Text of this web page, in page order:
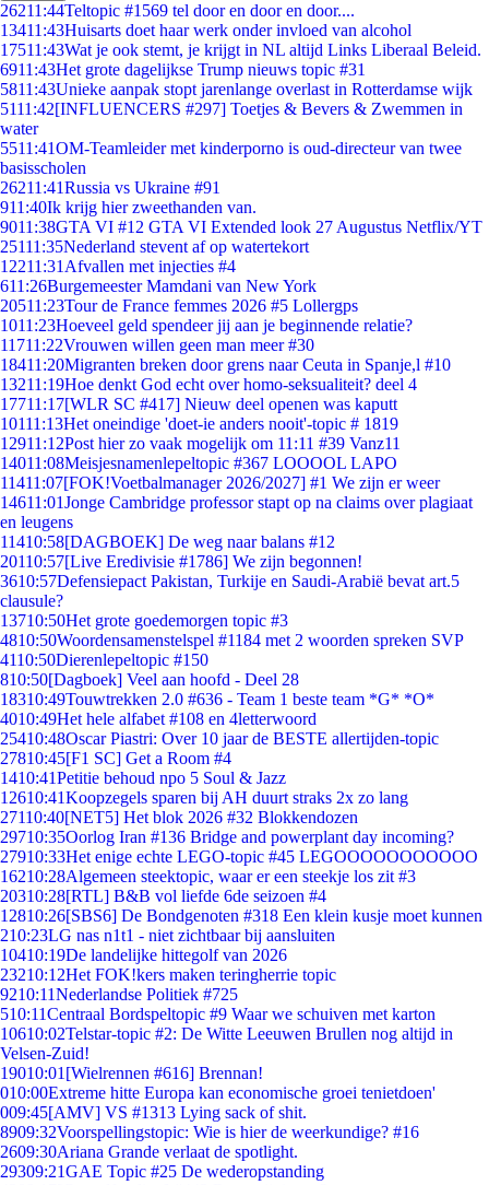
26211:44Teltopic #1569 tel door en door en door....
13411:43Huisarts doet haar werk onder invloed van alcohol
17511:43Wat je ook stemt, je krijgt in NL altijd Links Liberaal Beleid.
6911:43Het grote dagelijkse Trump nieuws topic #31
5811:43Unieke aanpak stopt jarenlange overlast in Rotterdamse wijk
5111:42[INFLUENCERS #297] Toetjes & Bevers & Zwemmen in
water
5511:41OM-Teamleider met kinderporno is oud-directeur van twee
basisscholen
26211:41Russia vs Ukraine #91
911:40Ik krijg hier zweethanden van.
9011:38GTA VI #12 GTA VI Extended look 27 Augustus Netflix/YT
25111:35Nederland stevent af op watertekort
12211:31 Afvallen met injecties #4
611:26Burgemeester Mamdani van New York
20511:23Tour de France femmes 2026 #5 Lollergps
1011:23Hoeveel geld spendeer jij aan je beginnende relatie?
11711:22Vrouwen willen geen man meer #30
18411:20Migranten breken door grens naar Ceuta in Spanje,l #10
13211:19Hoe denkt God echt over homo-seksualiteit? deel 4
17711:17[WLR SC #417] Nieuw deel openen was kaputt
10111:13Het oneindige 'doet-ie anders nooit'-topic # 1819
12911:12Post hier zo vaak mogelijk om 11:11 #39 Vanz11
14011:08Meisjesnamenlepeltopic #367 LOOOOL LAPO
11411:07[FOK!Voetbalmanager 2026/2027] #1 We zijn er weer
14611:01Jonge Cambridge professor stapt op na claims over plagiaat
en leugens
11410:58[DAGBOEK] De weg naar balans #12
20110:57[Live Eredivisie #1786] We zijn begonnen!
3610:57Defensiepact Pakistan, Turkije en Saudi-Arabië bevat art.5
clausule?
13710:50Het grote goedemorgen topic #3
4810:50Woordensamenstelspel #1184 met 2 woorden spreken SVP
4110:50Dierenlepeltopic #150
810:50[Dagboek] Veel aan hoofd - Deel 28
18310:49Touwtrekken 2.0 #636 - Team 1 beste team *G* *O*
4010:49Het hele alfabet #108 en 4letterwoord
25410:48Oscar Piastri: Over 10 jaar de BESTE allertijden-topic
27810:45[F1 SC] Get a Room #4
1410:41Petitie behoud npo 5 Soul & Jazz
12610:41Koopzegels sparen bij AH duurt straks 2x zo lang
27110:40[NET5] Het blok 2026 #32 Blokkendozen
29710:35Oorlog Iran #136 Bridge and powerplant day incoming?
27910:33Het enige echte LEGO-topic #45 LEGOOOOOOOOOOO
16210:28Algemeen steektopic, waar er een steekje los zit #3
20310:28[RTL] B&B vol liefde 6de seizoen #4
12810:26[SBS6] De Bondgenoten #318 Een klein kusje moet kunnen
210:23LG nas n1t1 - niet zichtbaar bij aansluiten
10410:19De landelijke hittegolf van 2026
23210:12Het FOK!kers maken teringherrie topic
9210:11Nederlandse Politiek #725
510:11Centraal Bordspeltopic #9 Waar we schuiven met karton
10610:02Telstar-topic #2: De Witte Leeuwen Brullen nog altijd in
Velsen-Zuid!
19010:01 [Wielrennen #616] Brennan!
010:00Extreme hitte Europa kan economische groei tenietdoen'
009:45[AMV] VS #1313 Lying sack of shit.
8909:32Voorspellingstopic: Wie is hier de weerkundige? #16
2609:30Ariana Grande verlaat de spotlight.
29309:21GAE Topic #25 De wederopstanding